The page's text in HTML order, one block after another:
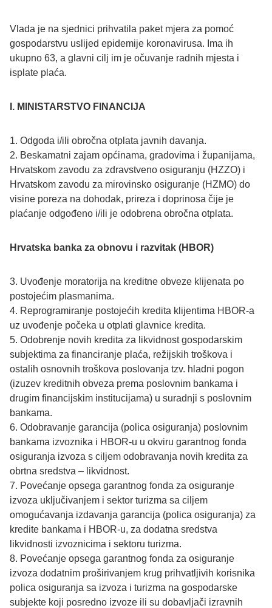
Vlada je na sjednici prihvatila paket mjera za pomoć
gospodarstvu uslijed epidemije koronavirusa. Ima ih
ukupno 63, a glavni cilj im je očuvanje radnih mjesta i
isplate plaća.
I. MINISTARSTVO FINANCIJA
1. Odgoda i/ili obročna otplata javnih davanja.
2. Beskamatni zajam općinama, gradovima i županijama,
Hrvatskom zavodu za zdravstveno osiguranju (HZZO) i
Hrvatskom zavodu za mirovinsko osiguranje (HZMO) do
visine poreza na dohodak, prireza i doprinosa čije je
plaćanje odgođeno i/ili je odobrena obročna otplata.
Hrvatska banka za obnovu i razvitak (HBOR)
3. Uvođenje moratorija na kreditne obveze klijenata po
postojećim plasmanima.
4. Reprogramiranje postojećih kredita klijentima HBOR-a
uz uvođenje počeka u otplati glavnice kredita.
5. Odobrenje novih kredita za likvidnost gospodarskim
subjektima za financiranje plaća, režijskih troškova i
ostalih osnovnih troškova poslovanja tzv. hladni pogon
(izuzev kreditnih obveza prema poslovnim bankama i
drugim financijskim institucijama) u suradnji s poslovnim
bankama.
6. Odobravanje garancija (polica osiguranja) poslovnim
bankama izvoznika i HBOR-u u okviru garantnog fonda
osiguranja izvoza s ciljem odobravanja novih kredita za
obrtna sredstva – likvidnost.
7. Povećanje opsega garantnog fonda za osiguranje
izvoza uključivanjem i sektor turizma sa ciljem
omogućavanja izdavanja garancija (polica osiguranja) za
kredite bankama i HBOR-u, za dodatna sredstva
likvidnosti izvoznicima i sektoru turizma.
8. Povećanje opsega garantnog fonda za osiguranje
izvoza dodatnim proširivanjem krug prihvatljivih korisnika
polica osiguranja sa izvoza i turizma na gospodarske
subjekte koji posredno izvoze ili su dobavljači izravnih